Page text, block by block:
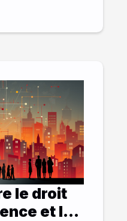
le droit
et la